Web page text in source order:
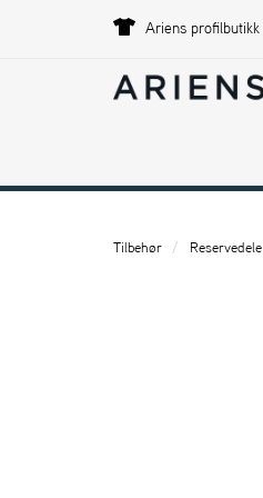
Ariens profilbutikk
Tilbehør Reservedele